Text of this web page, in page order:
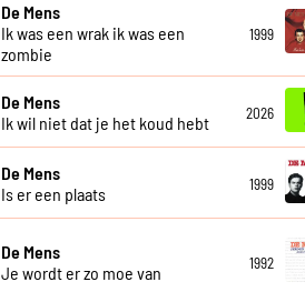
De Mens
Ik was een wrak ik was een
zombie
1999
De Mens
Ik wil niet dat je het koud hebt
2026
De Mens
Is er een plaats
1999
De Mens
Je wordt er zo moe van
1992